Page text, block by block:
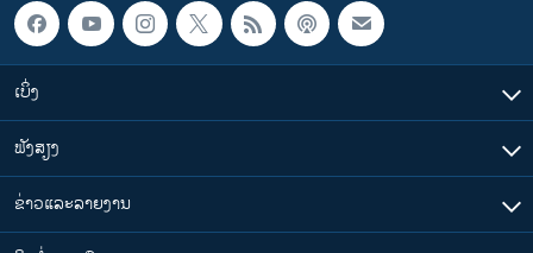
ເບິ່ງ
ຟັງສຽງ
ຂ່າວແລະລາຍງານ